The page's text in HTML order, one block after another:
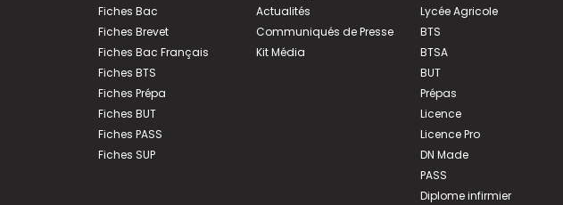
Fiches Bac
Fiches Brevet
Fiches Bac Français
Fiches BTS
Fiches Prépa
Fiches BUT
Fiches PASS
Fiches SUP
Actualités
Communiqués de Presse
Kit Média
Lycée Agricole
BTS
BTSA
BUT
Prépas
Licence
Licence Pro
DN Made
PASS
Diplome infirmier